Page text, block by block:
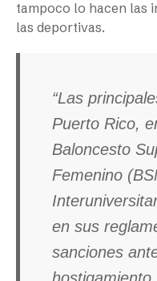
tampoco lo hacen las
las deportivas.
“Las
Puerto Rico,
Baloncesto
Femenino
en sus
sanciones